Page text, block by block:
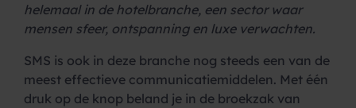
helemaal in de hotelbranche, een sector waar
mensen sfeer, ontspanning en luxe verwachten.
SMS is ook in deze branche nog steeds een van de
meest effectieve communicatiemiddelen. Met één
druk op de knop beland je in de broekzak van